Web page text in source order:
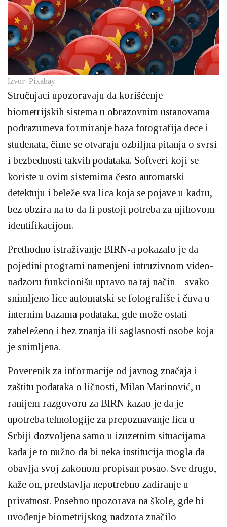
Izvor: Pixabay
Stručnjaci upozoravaju da korišćenje
biometrijskih sistema u obrazovnim ustanovama
podrazumeva formiranje baza fotografija dece i
studenata, čime se otvaraju ozbiljna pitanja o svrsi
i bezbednosti takvih podataka. Softveri koji se
koriste u ovim sistemima često automatski
detektuju i beleže sva lica koja se pojave u kadru,
bez obzira na to da li postoji potreba za njihovom
identifikacijom.
Prethodno istraživanje BIRN-a pokazalo je da
pojedini programi namenjeni intruzivnom video-
nadzoru funkcionišu upravo na taj način – svako
snimljeno lice automatski se fotografiše i čuva u
internim bazama podataka, gde može ostati
zabeleženo i bez znanja ili saglasnosti osobe koja
je snimljena.
Poverenik za informacije od javnog značaja i
zaštitu podataka o ličnosti, Milan Marinović, u
ranijem razgovoru za BIRN kazao je da je
upotreba tehnologije za prepoznavanje lica u
Srbiji dozvoljena samo u izuzetnim situacijama –
kada je to nužno da bi neka institucija mogla da
obavlja svoj zakonom propisan posao. Sve drugo,
kaže on, predstavlja nepotrebno zadiranje u
privatnost. Posebno upozorava na škole, gde bi
uvođenje biometrijskog nadzora značilo